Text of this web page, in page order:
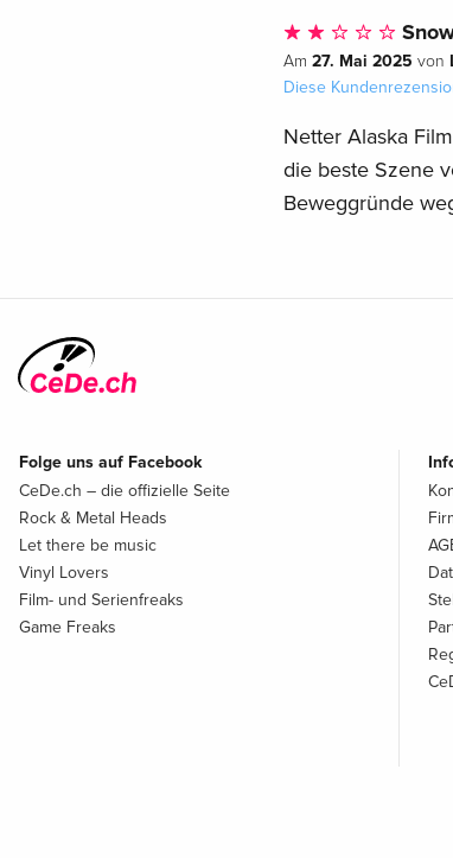
Am 27. Mai 2025 von
Diese
Netter Alaska
die beste Szene
Beweggründe
Folge uns auf Facebook
CeDe.ch – die offizielle Seite
Rock & Metal Heads
Let there be music
Vinyl Lovers
Film- und Serienfreaks
Game Freaks